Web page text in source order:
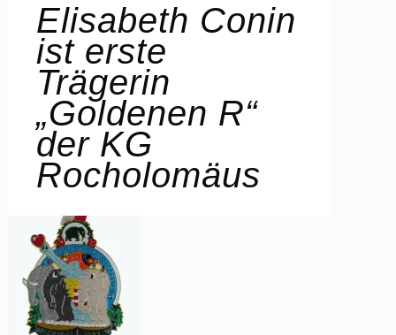
Elisabeth Conin
ist erste
Trägerin
„Goldenen R“
der KG
Rocholomäus